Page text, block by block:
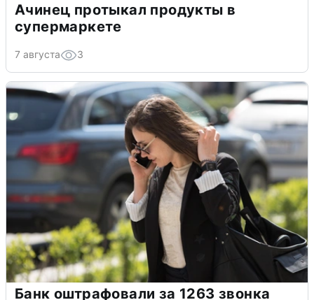
Ачинец протыкал продукты в
супермаркете
7 августа 3
Банк оштрафовали за 1263 звонка